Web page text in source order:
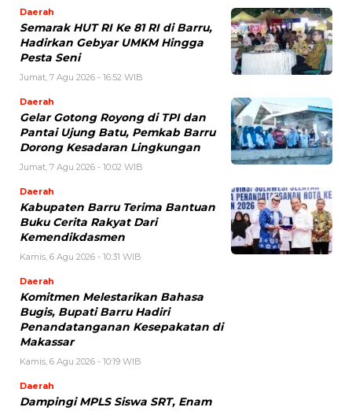
Daerah
Semarak HUT RI Ke 81 RI di Barru,
Hadirkan Gebyar UMKM Hingga
Pesta Seni
Jumat, 7 Agu 2026 - 16:52 WIB
Daerah
Gelar Gotong Royong di TPI dan
Pantai Ujung Batu, Pemkab Barru
Dorong Kesadaran Lingkungan
Jumat, 7 Agu 2026 - 10:02 WIB
Daerah
Kabupaten Barru Terima Bantuan
Buku Cerita Rakyat Dari
Kemendikdasmen
Kamis, 6 Agu 2026 - 10:31 WIB
Daerah
Komitmen Melestarikan Bahasa
Bugis, Bupati Barru Hadiri
Penandatanganan Kesepakatan di
Makassar
Kamis, 6 Agu 2026 - 10:19 WIB
Daerah
Dampingi MPLS Siswa SRT, Enam